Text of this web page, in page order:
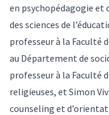
en psychopédagogie et
des sciences de
professeur à la Faculté
au Département de
professeur à la Faculté
religieuses, et Simon
counseling et